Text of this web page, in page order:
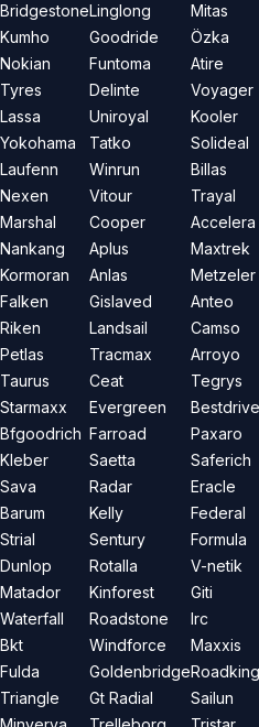
Bridgestone
Kumho
Nokian
Tyres
Lassa
Yokohama
Laufenn
Nexen
Marshal
Nankang
Kormoran
Falken
Riken
Petlas
Taurus
Starmaxx
Bfgoodrich
Kleber
Sava
Barum
Strial
Dunlop
Matador
Waterfall
Bkt
Fulda
Triangle
Linglong
Goodride
Funtoma
Delinte
Uniroyal
Tatko
Winrun
Vitour
Cooper
Aplus
Anlas
Gislaved
Landsail
Tracmax
Ceat
Evergreen
Farroad
Saetta
Radar
Kelly
Sentury
Rotalla
Kinforest
Roadstone
Windforce
Goldenbridge
Gt Radial
Mitas
Özka
Atire
Voyager
Kooler
Solideal
Billas
Trayal
Accelera
Maxtrek
Metzeler
Anteo
Camso
Arroyo
Tegrys
Bestdrive
Paxaro
Saferich
Eracle
Federal
Formula
V-netik
Giti
Irc
Maxxis
Roadking
Sailun